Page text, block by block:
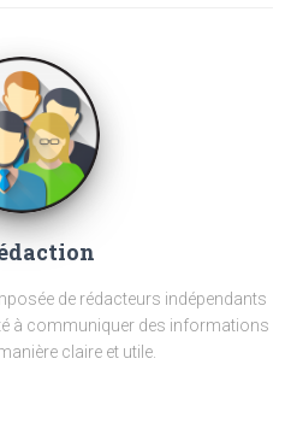
de rédacteurs indépendants
à communiquer des informations
claire et utile.